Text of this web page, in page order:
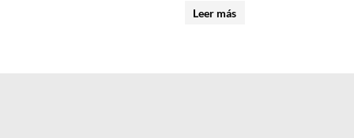
Leer más